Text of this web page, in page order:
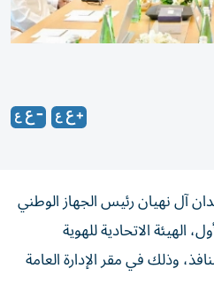
آل نهيان رئيس الجهاز الوطني
الهيئة الاتحادية للهوية
وذلك في مقر الإدارة العامة